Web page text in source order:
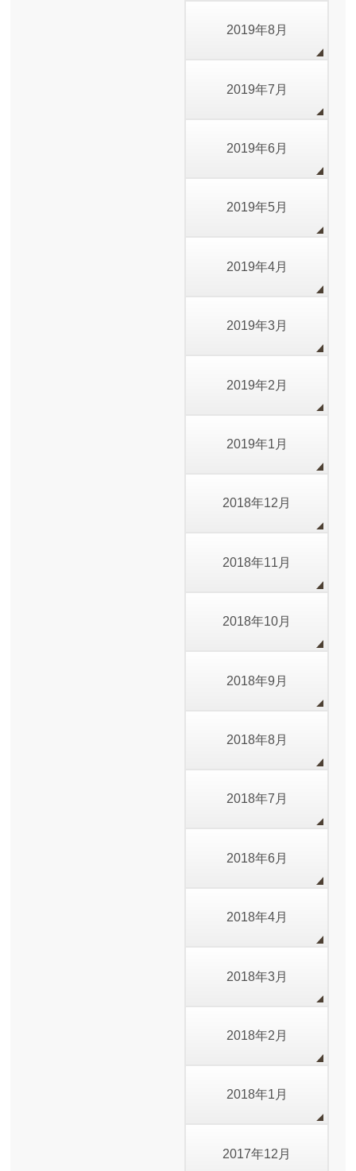
2019年8月
2019年7月
2019年6月
2019年5月
2019年4月
2019年3月
2019年2月
2019年1月
2018年12月
2018年11月
2018年10月
2018年9月
2018年8月
2018年7月
2018年6月
2018年4月
2018年3月
2018年2月
2018年1月
2017年12月